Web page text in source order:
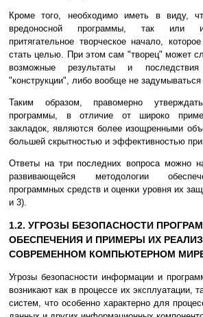
Кроме того, необходимо иметь в виду,
вредоносной программы, так или
притягательное творческое начало,
стать целью. При этом сам "творец" может
возможные результаты и
"конструкции", либо вообще не задумываться
Таким образом, правомерно
программы, в отличие от широко
закладок, являются более изощренными
большей скрытностью и эффективностью
Ответы на три последних вопроса можно
развивающейся методологии
программных средств и оценки уровня их
и 3).
1.2. УГРОЗЫ БЕЗОПАСНОСТИ
ОБЕСПЕЧЕНИЯ И ПРИМЕРЫ ИХ
СОВРЕМЕННОМ КОМПЬЮТЕРНОМ
Угрозы безопасности информации и
возникают как в процессе их эксплуатации,
систем, что особенно характерно для